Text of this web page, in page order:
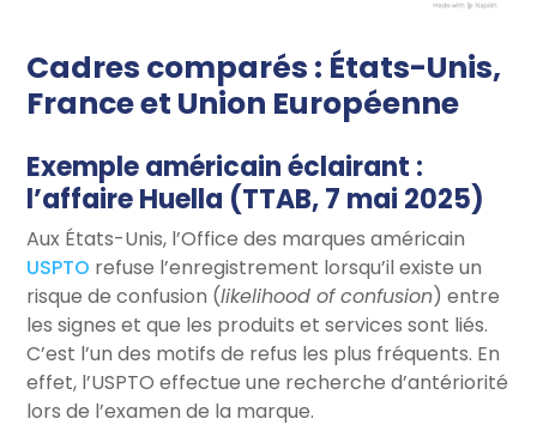
Cadres comparés : États-Unis,
France et Union Européenne
Exemple américain éclairant :
l’affaire Huella (TTAB, 7 mai 2025)
Aux États-Unis, l’Office des marques américain
USPTO refuse l’enregistrement lorsqu’il existe un
risque de confusion (likelihood of confusion) entre
les signes et que les produits et services sont liés.
C’est l’un des motifs de refus les plus fréquents. En
effet, l’USPTO effectue une recherche d’antériorité
lors de l’examen de la marque.